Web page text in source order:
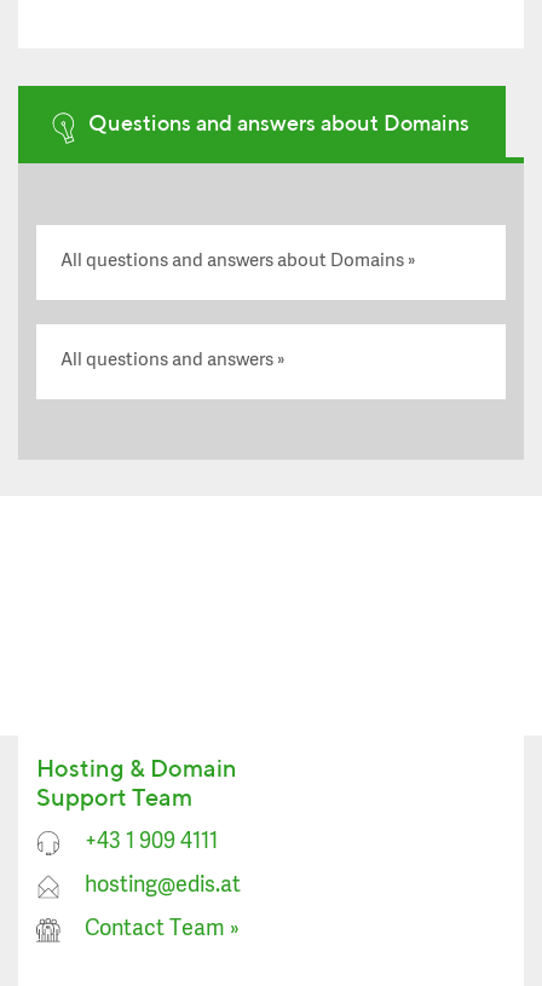
Questions and answers about Domains
All questions and answers about Domains
All questions and answers
Hosting & Domain
Support Team
+43 1 909 4111
hosting@edis.at
Contact Team »